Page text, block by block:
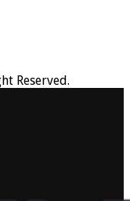
Reserved.